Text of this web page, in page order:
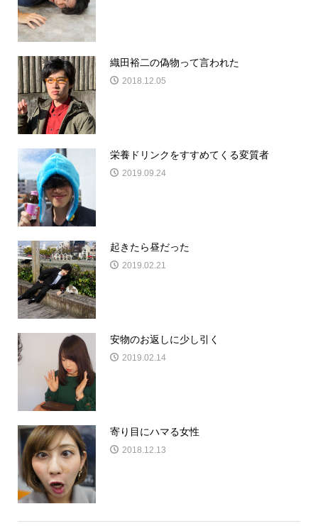
織田裕二の偽物って言われた
2018.12.05
栄養ドリンクをすすめてくる変質者
2019.09.24
起きたら昼だった
2019.02.21
安物のお返しに少し引く
2019.02.14
寄り目にハマる女性
2018.12.13